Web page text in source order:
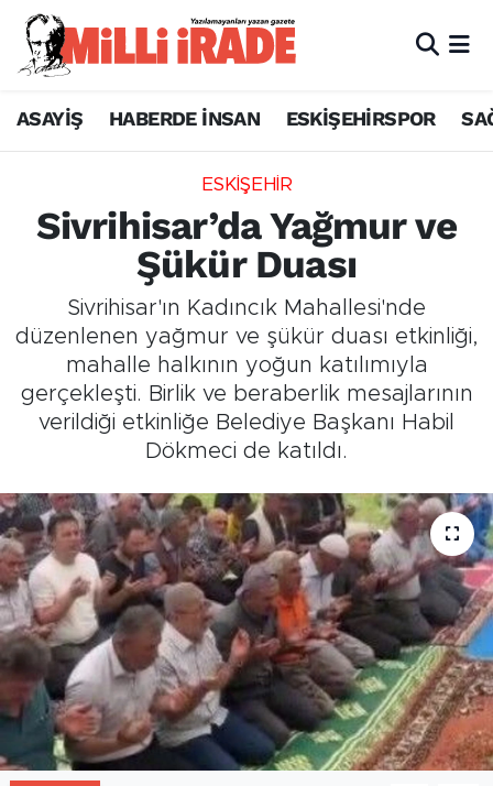
ASAYİŞ HABERDE İNSAN ESKİŞEHİRSPOR
ESKİŞEHİR
Sivrihisar’da Yağmur ve
Şükür Duası
Sivrihisar'ın Kadıncık Mahallesi'nde
düzenlenen yağmur ve şükür duası etkinliği,
mahalle halkının yoğun katılımıyla
gerçekleşti. Birlik ve beraberlik mesajlarının
verildiği etkinliğe Belediye Başkanı Habil
Dökmeci de katıldı.